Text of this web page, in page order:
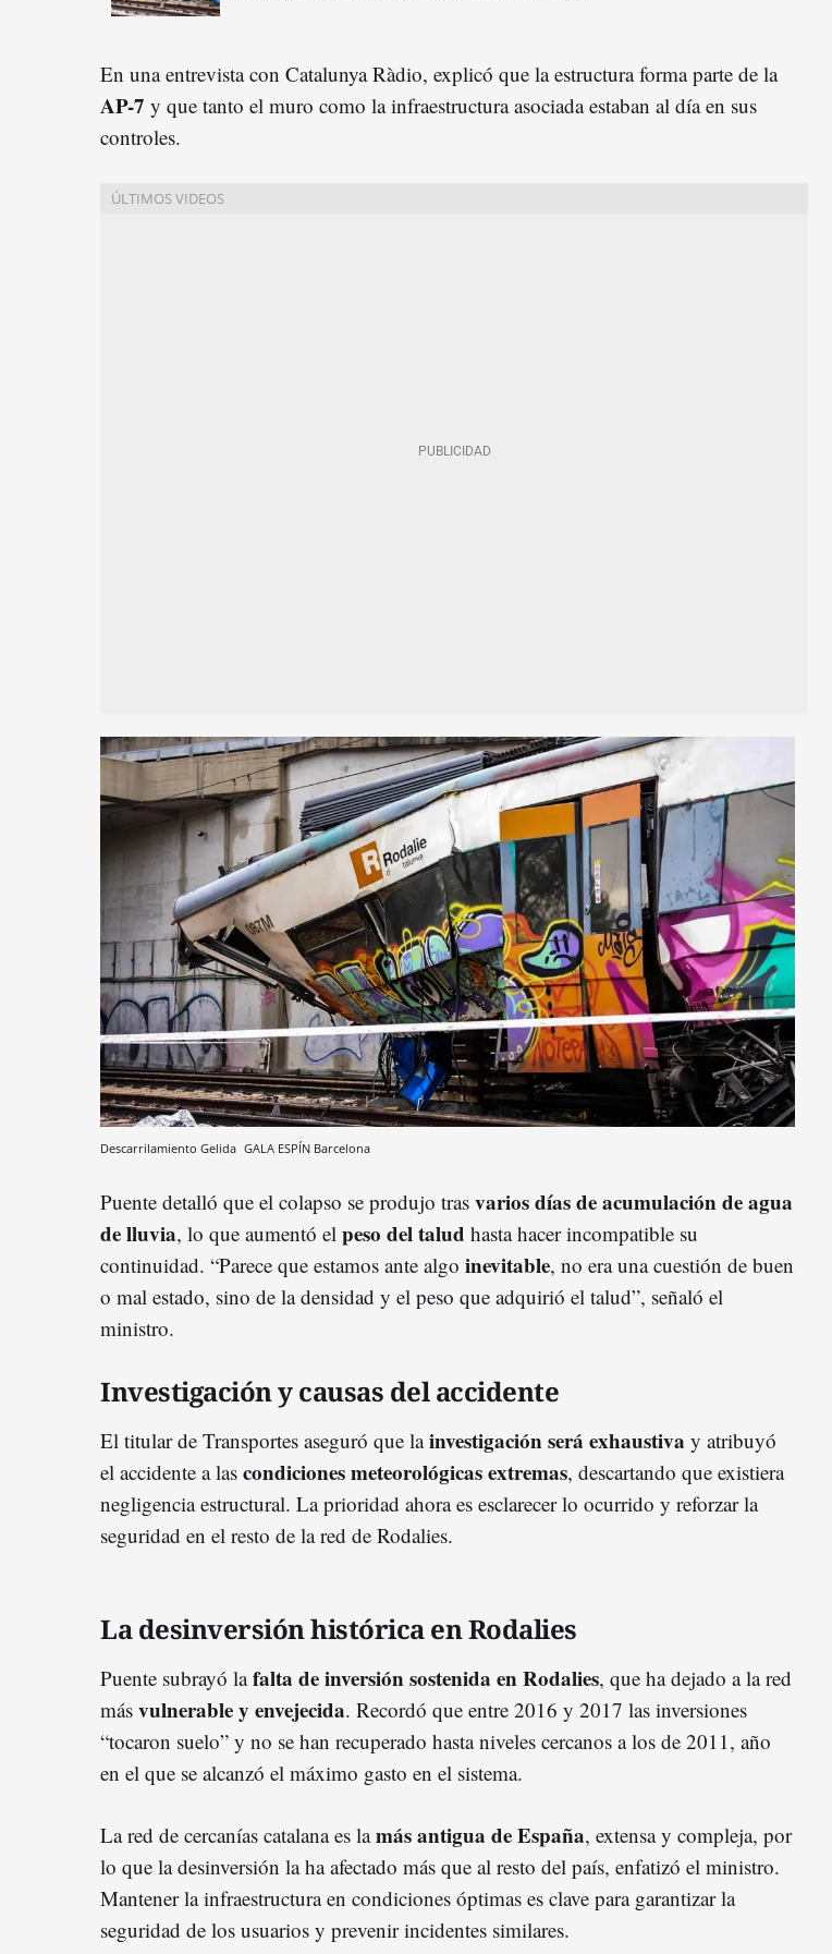
En una entrevista con Catalunya Ràdio, explicó que la estructura forma parte de la
AP-7 y que tanto el muro como la infraestructura asociada estaban al día en sus
controles.
Descarrilamiento Gelida GALA ESPÍN Barcelona
Puente detalló que el colapso se produjo tras varios días de acumulación de agua
de lluvia, lo que aumentó el peso del talud hasta hacer incompatible su
continuidad. “Parece que estamos ante algo inevitable, no era una cuestión de buen
o mal estado, sino de la densidad y el peso que adquirió el talud”, señaló el
ministro.
Investigación y causas del accidente
El titular de Transportes aseguró que lainvestigación será exhaustiva y atribuyó
el accidente a las condiciones meteorológicas extremas, descartando que existiera
negligencia estructural. La prioridad ahora es esclarecer lo ocurrido y reforzar la
seguridad en el resto de la red de Rodalies.
La desinversión histórica en Rodalies
Puente subrayó lafalta de inversión sostenida en Rodalies, que ha dejado a la red
más vulnerable y envejecida. Recordó que entre 2016 y 2017 las inversiones
“tocaron suelo” y no se han recuperado hasta niveles cercanos a los de 2011, año
en el que se alcanzó el máximo gasto en el sistema.
La red de cercanías catalana es lamás antigua de España, extensa y compleja, por
lo que la desinversión la ha afectado más que al resto del país, enfatizó el ministro.
Mantener la infraestructura en condiciones óptimas es clave para garantizar la
seguridad de los usuarios y prevenir incidentes similares.